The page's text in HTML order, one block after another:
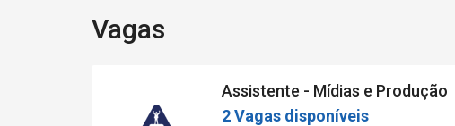
Vagas
Assistente - Mídias e Produção
2 Vagas disponíveis